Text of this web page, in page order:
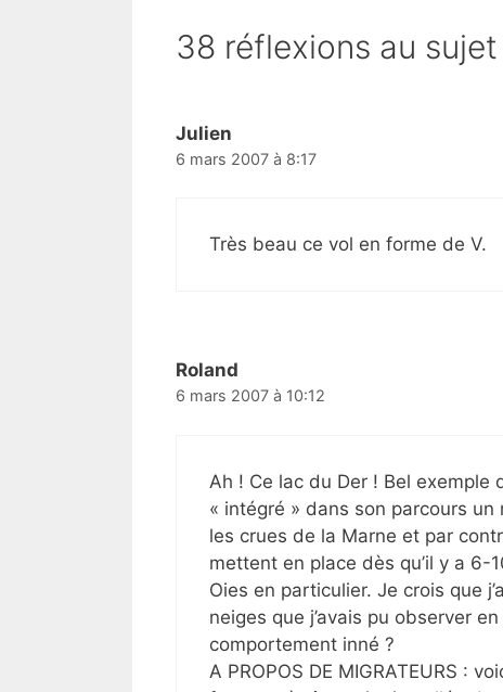
38 réflexions au
Julien
6 mars 2007 à 8:17
Très beau ce vol en forme de V.
Roland
6 mars 2007 à 10:12
Ah ! Ce lac du Der ! Bel exemple
« intégré » dans son parcours
les crues de la Marne et par
mettent en place dès qu’il y a 6-
Oies en particulier. Je crois que
neiges que j’avais pu observer
comportement inné ?
A PROPOS DE MIGRATEURS :